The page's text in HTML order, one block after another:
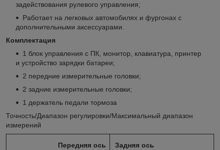
задействования рулевого управления;
Работает на легковых автомобилях и фургонах с
дополнительными аксессуарами.
Комплектация
1 блок управления с ПК, монитор, клавиатура, принтер
и устройство зарядки батареи;
2 передние измерительные головки;
2 задние измерительные головки;
1 держатель педали тормоза
Точность/Диапазон регулировки/Максимальный диапазон
измерений
Передняя ось Задняя ось